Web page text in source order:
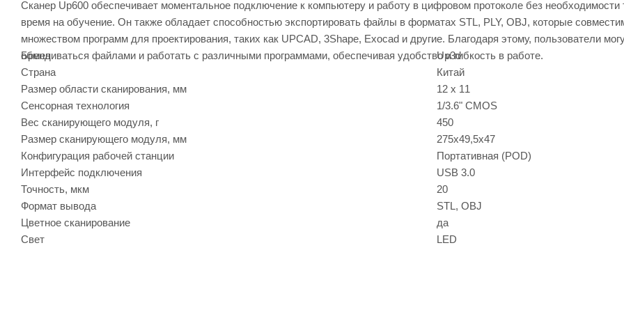
Сканер Up600 обеспечивает моментальное подключение к компьютеру и работу в цифровом протоколе без необходимости
время на обучение. Он также обладает способностью экспортировать файлы в форматах STL, PLY, OBJ, которые
множеством программ для проектирования, таких как UPCAD, 3Shape, Exocad и другие. Благодаря этому, пользователи
обмениваться файлами и работать с различными программами, обеспечивая удобство и гибкость в работе.
Бренд
Up3d
Страна
Китай
Размер области сканирования, мм
12 x 11
Сенсорная технология
1/3.6" CMOS
Вес сканирующего модуля, г
450
Размер сканирующего модуля, мм
275x49,5x47
Конфигурация рабочей станции
Портативная (POD)
Интерфейс подключения
USB 3.0
Точность, мкм
20
Формат вывода
STL, OBJ
Цветное сканирование
да
Свет
LED